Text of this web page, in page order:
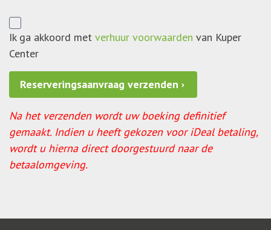
Ik ga akkoord met verhuur voorwaarden van Kuper
Center
Reserveringsaanvraag verzenden
Na het verzenden wordt uw boeking definitief
gemaakt. Indien u heeft gekozen voor iDeal betaling,
wordt u hierna direct doorgestuurd naar de
betaalomgeving.